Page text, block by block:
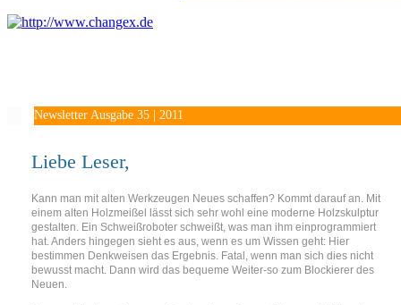
Newsletter Ausgabe 35 | 2011
Liebe Leser,
Kann man mit alten Werkzeugen Neues schaffen? Kommt darauf an. Mit
einem alten Holzmeißel lässt sich sehr wohl eine moderne Holzskulptur
gestalten. Ein Schweißroboter schweißt, was man ihm einprogrammiert
hat. Anders hingegen sieht es aus, wenn es um Wissen geht: Hier
bestimmen Denkweisen das Ergebnis. Fatal, wenn man sich dies nicht
bewusst macht. Dann wird das bequeme Weiter-so zum Blockierer des
Neuen.